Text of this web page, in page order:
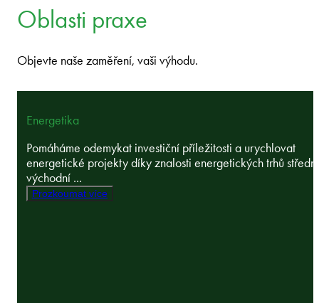
Oblasti praxe
Objevte naše zaměření, vaši výhodu.
Energetika
Pomáháme odemykat investiční příležitosti a urychlovat
energetické projekty díky znalosti energetických trhů
východní ...
Prozkoumat více